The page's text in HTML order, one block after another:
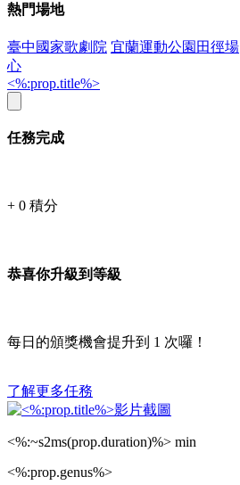
熱門場地
臺中國家歌劇院 宜蘭運動公園田徑場
心
<%:prop.title%>
任務完成
+ 0 積分
恭喜你升級到等級
每日的頒獎機會提升到 1 次囉！
了解更多任務
<%:~s2ms(prop.duration)%> min
<%:prop.genus%>